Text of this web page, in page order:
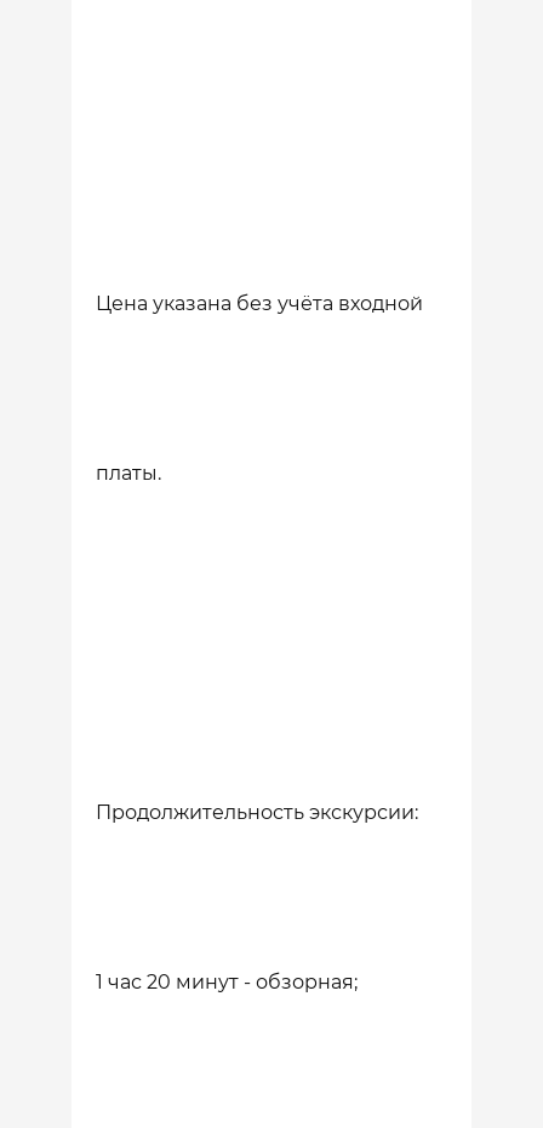
Цена указана без учёта входной
платы.
Продолжительность экскурсии:
1 час 20 минут - обзорная;